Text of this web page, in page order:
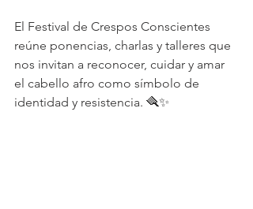
El Festival de Crespos Conscientes
reúne ponencias, charlas y talleres que
nos invitan a reconocer, cuidar y amar
el cabello afro como símbolo de
identidad y resistencia. 🪮✨